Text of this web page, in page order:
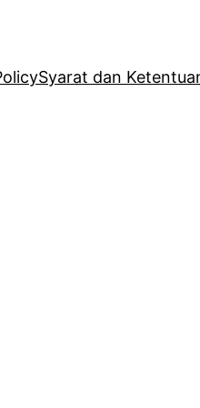
Syarat dan